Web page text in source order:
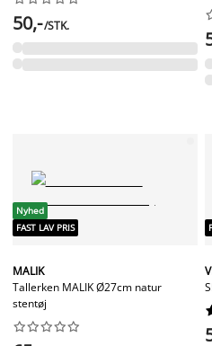
50,-/STK.
Nyhed
FAST LAV PRIS
MALIK
Tallerken MALIK Ø27cm natur
stentøj





